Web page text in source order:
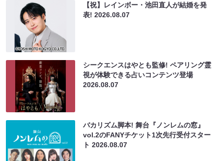
【祝】レインボー・池田直人が結婚を発
表!2026.08.07
シークエンスはやとも監修! ペアリング霊
視が体験できる占いコンテンツ登場
2026.08.07
バカリズム脚本! 舞台『ノンレムの窓』
vol.2のFANYチケット1次先行受付スター
ト2026.08.07